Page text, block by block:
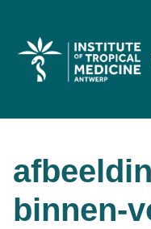
content
binnen-